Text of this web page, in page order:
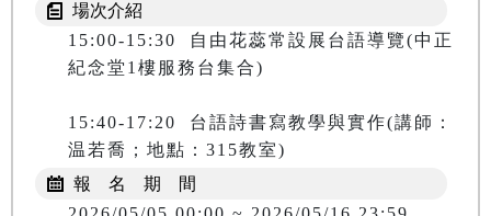
場次介紹
15:00-15:30  自由花蕊常設展台語導覽(中正
紀念堂1樓服務台集合)
15:40-17:20  台語詩書寫教學與實作(講師：
報 名 期 間